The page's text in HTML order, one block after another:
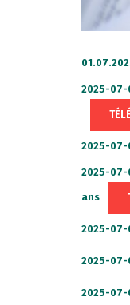
2025-07-
2025-07-
2025-07-
ans
2025-07-
2025-07-
2025-07-